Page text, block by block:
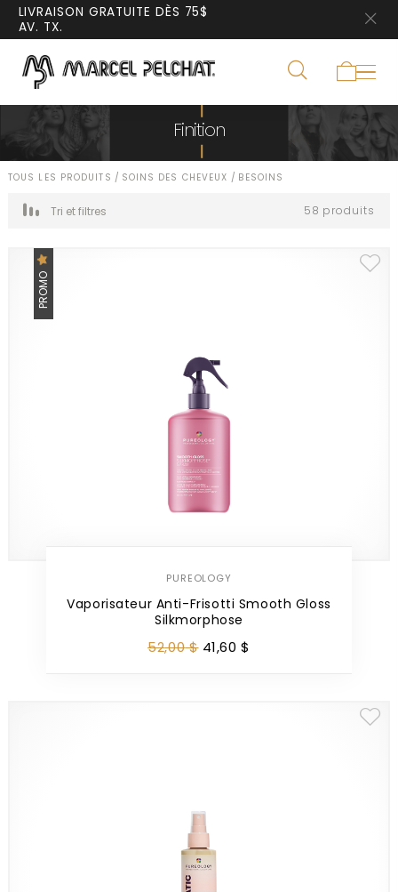
LIVRAISON GRATUITE DÈS 75$
AV. TX.
Finition
TOUS LES PRODUITS / SOINS DES CHEVEUX / BESOINS
Tri et filtres 58 produits
PROMO
PUREOLOGY
Vaporisateur Anti-Frisotti Smooth Gloss
Silkmorphose
52,00$ 41,60 $